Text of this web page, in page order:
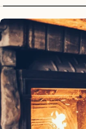
Name
Ihre
E-
Mail